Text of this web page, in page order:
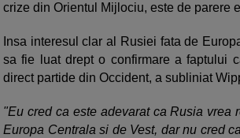
crize din Orientul Mijlociu, este de parere
Insa interesul clar al Rusiei fata de
sa fie luat drept o confirmare a faptului
direct partide din Occident, a subliniat
"Eu cred ca este adevarat ca Rusia vrea
Europa Centrala si de Vest, dar nu cred